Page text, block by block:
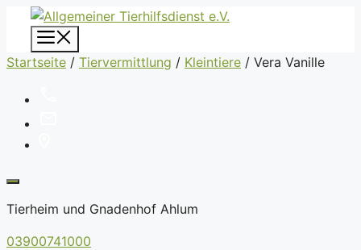
Zum
Inhalt
springen
Startseite / Tiervermittlung / Kleintiere / Vera Vanille
Tierheim und Gnadenhof Ahlum
03900741000